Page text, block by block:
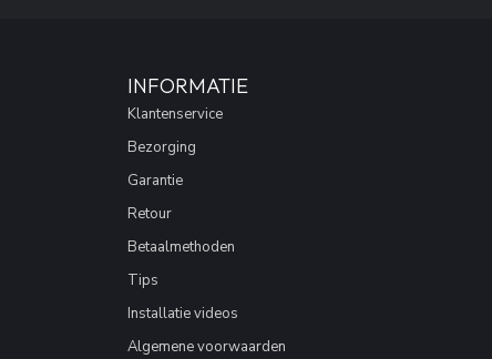
INFORMATIE
Klantenservice
Bezorging
Garantie
Retour
Betaalmethoden
Tips
Installatie videos
Algemene voorwaarden